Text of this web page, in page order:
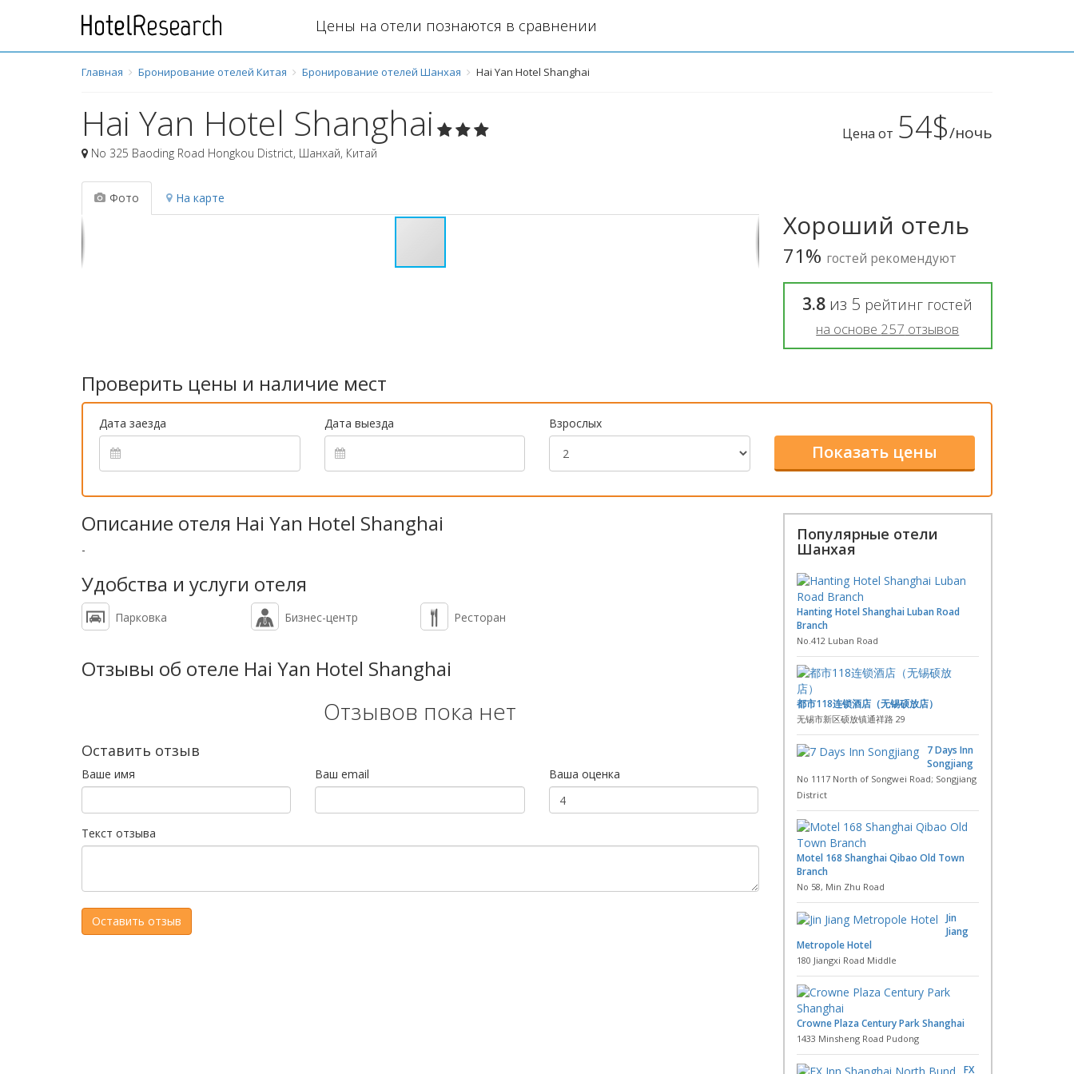
Цены на отели познаются в сравнении
Главная Бронирование отелей Китая Бронирование отелей Шанхая Hai Yan Hotel Shanghai
Hai Yan Hotel Shanghai
No 325 Baoding Road Hongkou District, Шанхай, Китай
Цена от 54$/ночь
Фото На карте
Хороший отель
71% гостей рекомендуют
3.8 из 5 рейтинг гостей
на основе 257 отзывов
Проверить цены и наличие мест
Дата заезда Дата выезда Взрослых
Описание отеля Hai Yan Hotel Shanghai
-
Удобства и услуги отеля
Парковка Бизнес-центр Ресторан
Отзывы об отеле Hai Yan Hotel Shanghai
Отзывов пока нет
Оставить отзыв
Ваше имя Ваш email Ваша оценка
Текст отзыва
Популярные отели
Шанхая
Hanting Hotel Shanghai Luban Road
Branch
No.412 Luban Road
都市118连锁酒店（无锡硕放店）
无锡市新区硕放镇通祥路 29
7 Days Inn
Songjiang
No 1117 North of Songwei Road; Songjiang
District
Motel 168 Shanghai Qibao Old Town
Branch
No 58, Min Zhu Road
Jin
Jiang
Metropole Hotel
180 Jiangxi Road Middle
Crowne Plaza Century Park Shanghai
1433 Minsheng Road Pudong
FX